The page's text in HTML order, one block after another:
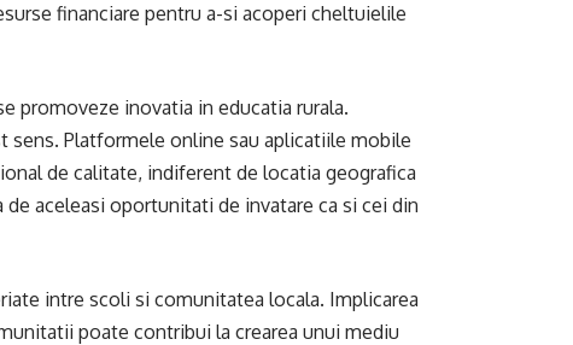
financiare pentru a-si acoperi cheltuielile
promoveze inovatia in educatia rurala.
sens. Platformele online sau aplicatiile mobile
de calitate, indiferent de locatia geografica
aceleasi oportunitati de invatare ca si cei din
intre scoli si comunitatea locala. Implicarea
poate contribui la crearea unui mediu